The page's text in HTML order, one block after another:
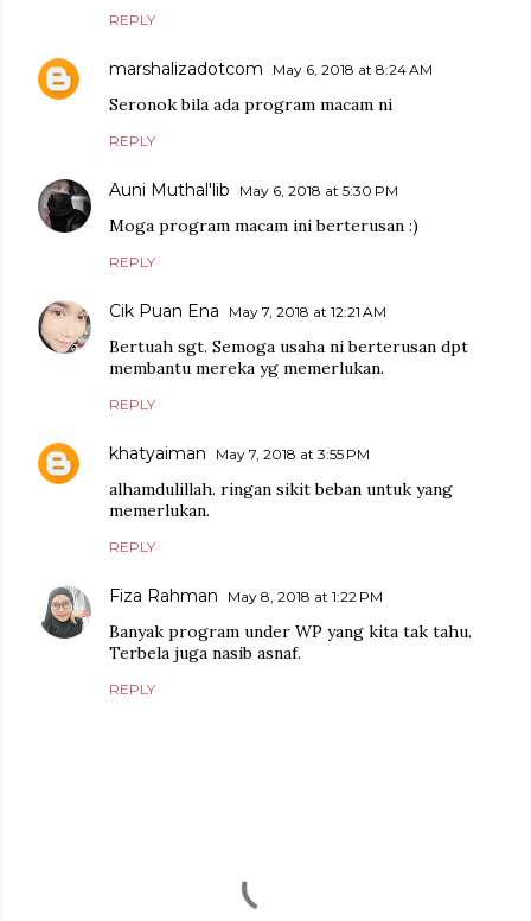
REPLY
marshalizadotcom May 6, 2018 at 8:24 AM
Seronok bila ada program macam ni
REPLY
Auni Muthal'lib May 6, 2018 at 5:30 PM
Moga program macam ini berterusan :)
REPLY
Cik Puan Ena May 7, 2018 at 12:21 AM
Bertuah sgt. Semoga usaha ni berterusan dpt
membantu mereka yg memerlukan.
REPLY
khatyaiman May 7, 2018 at 3:55 PM
alhamdulillah. ringan sikit beban untuk yang
memerlukan.
REPLY
Fiza Rahman May 8, 2018 at 1:22 PM
Banyak program under WP yang kita tak tahu.
Terbela juga nasib asnaf.
REPLY